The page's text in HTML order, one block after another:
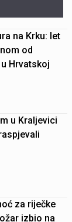
na Krku: let
od
Hrvatskoj
u Kraljevici
za riječke
izbio na